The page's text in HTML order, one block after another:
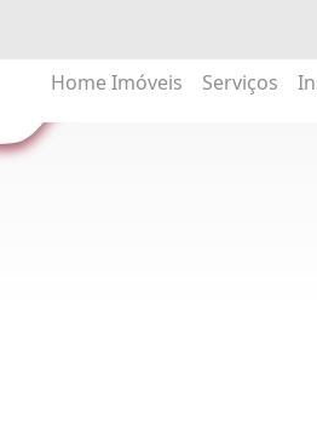
Home Imóveis Serviços